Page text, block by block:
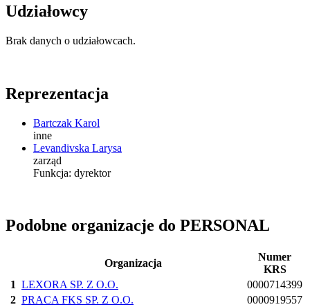
Udziałowcy
Brak danych o udziałowcach.
Reprezentacja
Bartczak Karol
inne
Levandivska Larysa
zarząd
Funkcja: dyrektor
Podobne organizacje do PERSONAL
Organizacja
Numer
KRS
1 LEXORA SP. Z O.O.
0000714399
2 PRACA FKS SP. Z O.O.
0000919557